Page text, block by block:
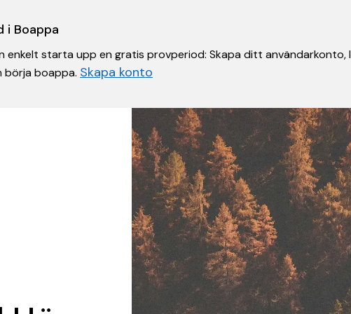
i Boappa
enkelt starta upp en gratis provperiod: Skapa ditt användarkonto,
börja boappa. Skapa konto